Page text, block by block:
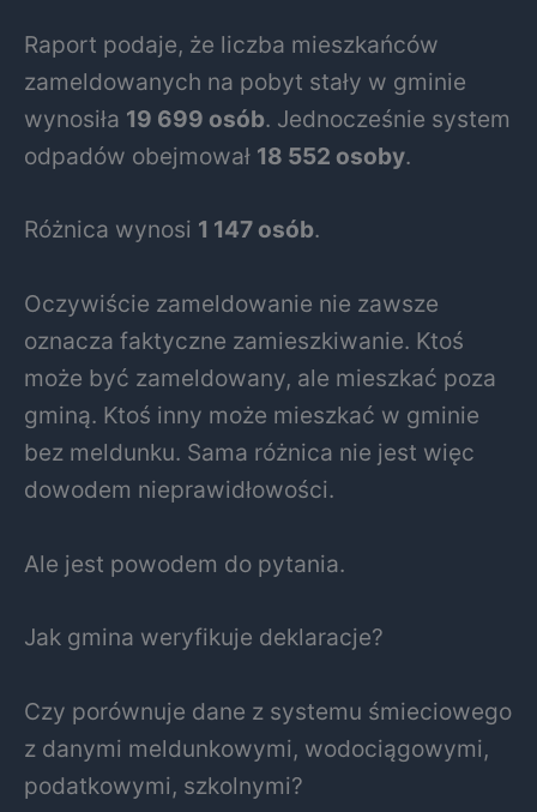
Raport podaje, że liczba mieszkańców
zameldowanych na pobyt stały w gminie
wynosiła 19 699 osób. Jednocześnie system
odpadów obejmował 18 552 osoby.
Różnica wynosi 1 147 osób.
Oczywiście zameldowanie nie zawsze
oznacza faktyczne zamieszkiwanie. Ktoś
może być zameldowany, ale mieszkać poza
gminą. Ktoś inny może mieszkać w gminie
bez meldunku. Sama różnica nie jest więc
dowodem nieprawidłowości.
Ale jest powodem do pytania.
Jak gmina weryfikuje deklaracje?
Czy porównuje dane z systemu śmieciowego
z danymi meldunkowymi, wodociągowymi,
podatkowymi, szkolnymi?